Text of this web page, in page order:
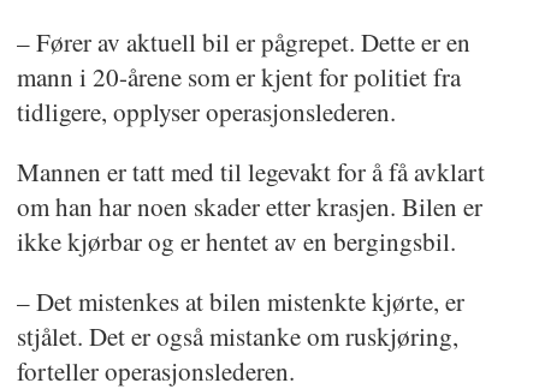
– Fører av aktuell bil er pågrepet. Dette er en
mann i 20-årene som er kjent for politiet fra
tidligere, opplyser operasjonslederen.
Mannen er tatt med til legevakt for å få avklart
om han har noen skader etter krasjen. Bilen er
ikke kjørbar og er hentet av en bergingsbil.
– Det mistenkes at bilen mistenkte kjørte, er
stjålet. Det er også mistanke om ruskjøring,
forteller operasjonslederen.